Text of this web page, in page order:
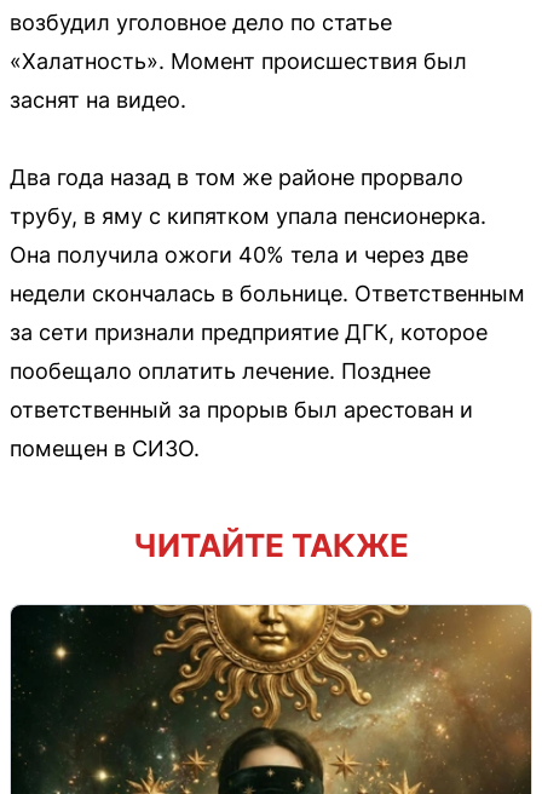
возбудил уголовное дело по статье
«Халатность». Момент происшествия был
заснят на видео.
Два года назад в том же районе прорвало
трубу, в яму с кипятком упала пенсионерка.
Она получила ожоги 40% тела и через две
недели скончалась в больнице. Ответственным
за сети признали предприятие ДГК, которое
пообещало оплатить лечение. Позднее
ответственный за прорыв был арестован и
помещен в СИЗО.
ЧИТАЙТЕ ТАКЖЕ